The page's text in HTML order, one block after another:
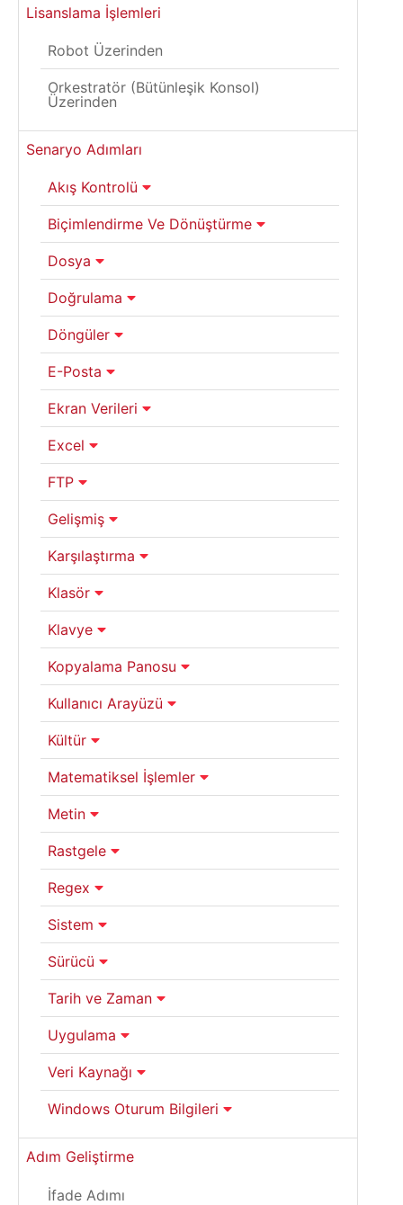
Lisanslama İşlemleri
Robot Üzerinden
Orkestratör (Bütünleşik Konsol)
Üzerinden
Senaryo Adımları
Akış Kontrolü
Biçimlendirme Ve Dönüştürme
Dosya
Doğrulama
Döngüler
E-Posta
Ekran Verileri
Excel
FTP
Gelişmiş
Karşılaştırma
Klasör
Klavye
Kopyalama Panosu
Kullanıcı Arayüzü
Kültür
Matematiksel İşlemler
Metin
Rastgele
Regex
Sistem
Sürücü
Tarih ve Zaman
Uygulama
Veri Kaynağı
Windows Oturum Bilgileri
Adım Geliştirme
İfade Adımı